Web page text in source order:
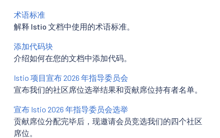
术语标准
解释 Istio 文档中使用的术语标准。
添加代码块
介绍如何在您的文档中添加代码。
Istio 项目宣布 2026 年指导委员会
宣布我们的社区席位选举结果和贡献席位持有者名单。
宣布 Istio 2026 年指导委员会选举
贡献席位分配完毕后，现邀请会员竞选我们的四个社区
席位。